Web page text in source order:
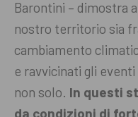
Barontini – dimostra
nostro territorio sia
cambiamento
e ravvicinati gli
non solo. In questi
da condizioni di